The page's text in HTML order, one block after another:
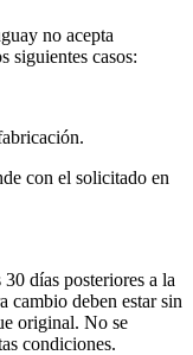
no acepta
siguientes casos:
con el solicitado en
días posteriores a la
cambio deben estar sin
original. No se
condiciones.